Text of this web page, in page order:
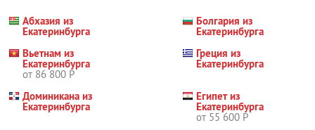
Абхазия из
Екатеринбурга
Болгария из
Екатеринбурга
Вьетнам из
Екатеринбурга
от 86 800 Р
Греция из
Екатеринбурга
Доминикана из
Екатеринбурга
Египет из
Екатеринбурга
от 55 600 Р